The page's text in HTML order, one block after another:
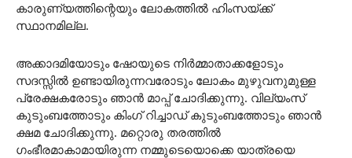
കാരുണ്യത്തിന്റെയും ലോകത്തില്‍ ഹിംസയ്ക്ക്
സ്ഥാനമില്ല.
അക്കാദമിയോടും ഷോയുടെ നിര്‍മ്മാതാക്കളോടും
സദസ്സില്‍ ഉണ്ടായിരുന്നവരോടും ലോകം മുഴുവനുമുള്ള
പ്രേക്ഷകരോടും ഞാന്‍ മാപ്പ് ചോദിക്കുന്നു. വില്യംസ്
കുടുംബത്തോടും കിംഗ് റിച്ചാഡ് കുടുംബത്തോടും ഞാന്‍
ക്ഷമ ചോദിക്കുന്നു. മറ്റൊരു തരത്തില്‍
ഗംഭീരമാകാമായിരുന്ന നമ്മുടെയൊക്കെ യാത്രയെ